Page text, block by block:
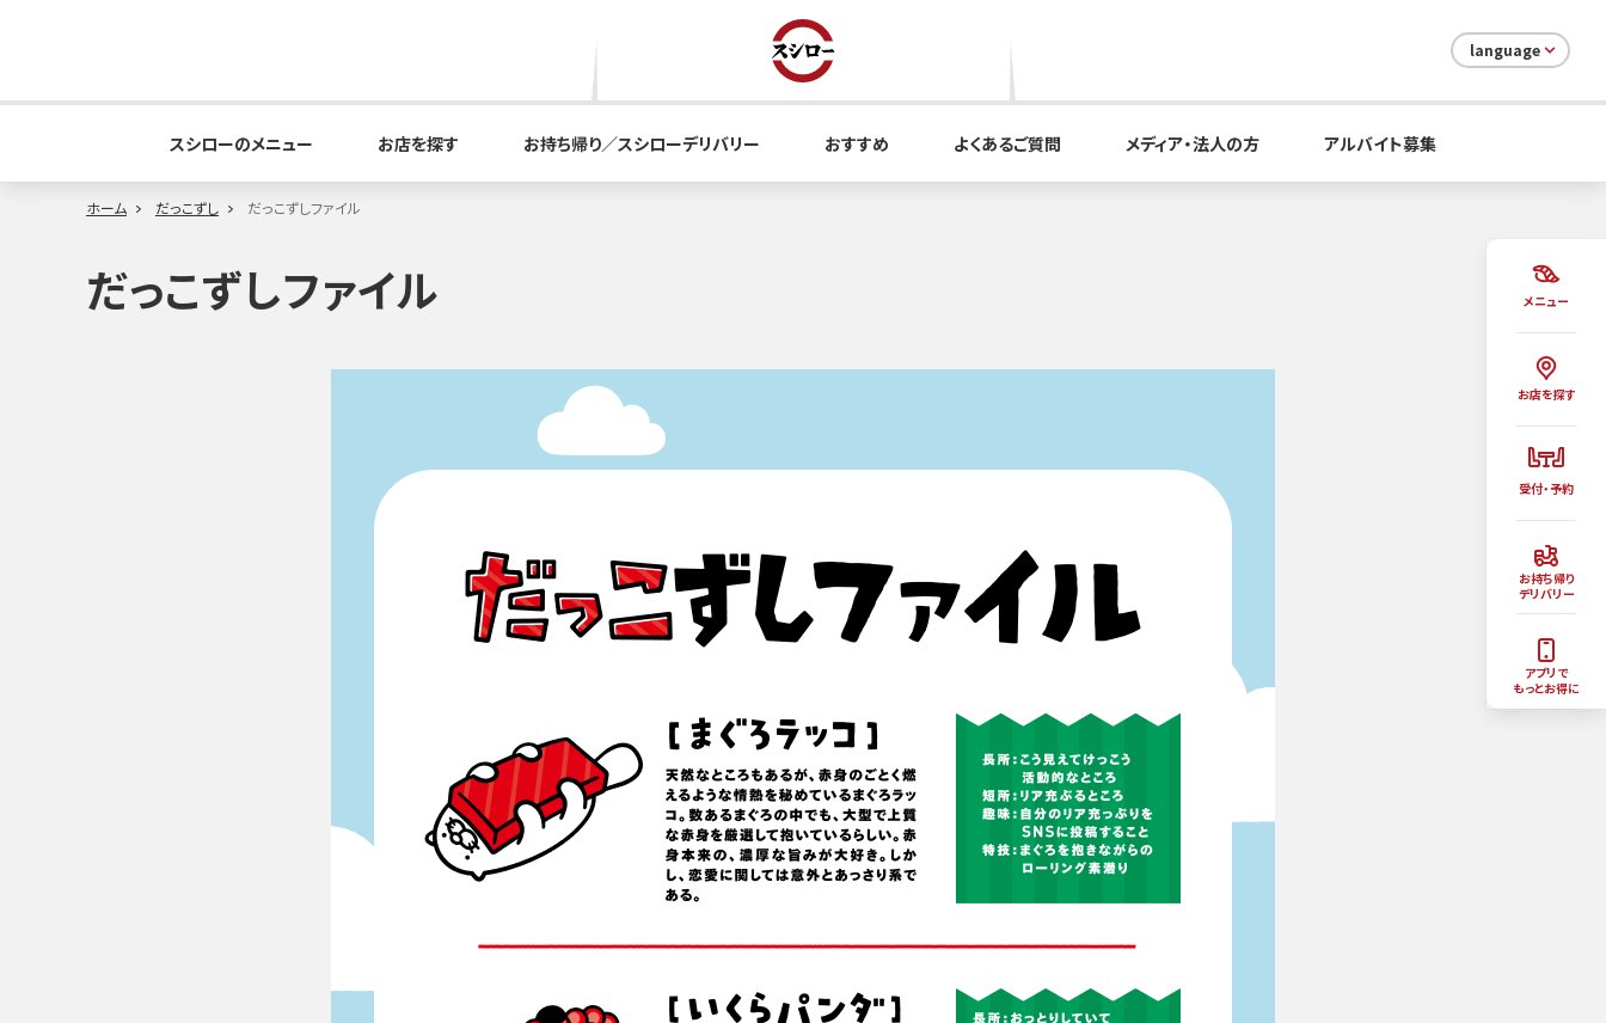
メニュー
お店を探す
受付・予約
お持ち帰り
デリバリー
アプリで
もっとお得に
language
スシローのメニュー お店を探す お持ち帰り／スシローデリバリー おすすめ よくあるご質問 メディア・法人の方 アルバイト募集
ホーム だっこずし だっこずしファイル
だっこずしファイル